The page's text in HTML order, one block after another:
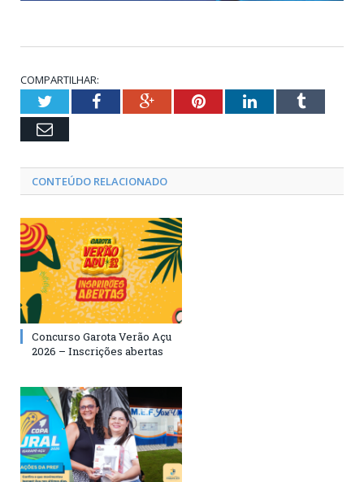
COMPARTILHAR:
TwitterFacebookGoogle+PinterestLinkedInTumblr
Email
CONTEÚDO RELACIONADO
Concurso Garota Verão Açu
2026 – Inscrições abertas